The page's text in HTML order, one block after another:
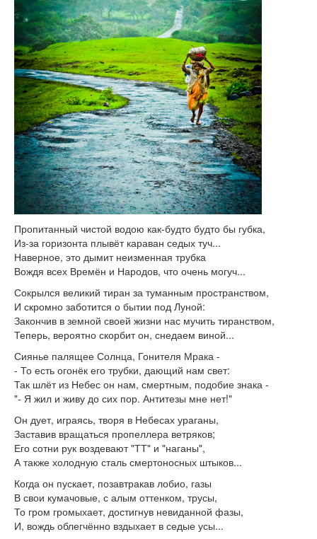
Книги
Аудио
Видео
Контакты
Наши контакты
Помощь Швета Двипе
Пропитанный чистой водою как-будто будто бы губка,
Из-за горизонта плывёт караван седых туч...
Наверное, это дымит неизменная трубка
Вождя всех Времён и Народов, что очень могуч...
Сокрылся великий тиран за туманным пространством,
И скромно заботится о бытии под Луной:
Закончив в земной своей жизни нас мучить тиранством,
Теперь, вероятно скорбит он, снедаем виной...
Сиянье палящее Солнца, Гонителя Мрака -
- То есть огонёк его трубки, дающий нам свет:
Так шлёт из Небес он нам, смертным, подобие знака -
"- Я жил и живу до сих пор. Антитезы мне нет!"
Он дует, играясь, творя в Небесах ураганы,
Заставив вращаться пропеллера ветряков;
Его сотни рук воздевают "ТТ" и "наганы",
А также холодную сталь смертоносных штыков...
Когда он пускает, позавтракав лобио, газы
В свои кумачовые, с алым оттенком, трусы,
То гром громыхает, достигнув невиданной фазы,
И, вождь облегчённо вздыхает в седые усы...